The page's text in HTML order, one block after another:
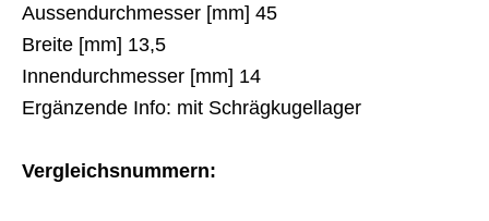
Aussendurchmesser [mm] 45
Breite [mm] 13,5
Innendurchmesser [mm] 14
Ergänzende Info: mit Schrägkugellager
Vergleichsnummern: